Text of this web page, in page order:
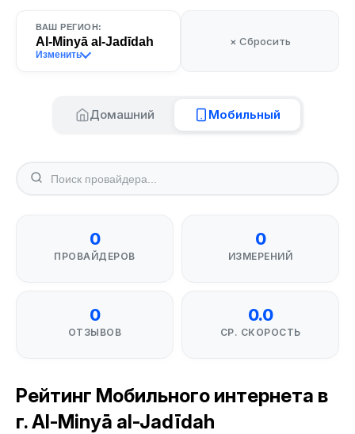
ВАШ РЕГИОН:
Al-Minyā al-Jadīdah
Изменить
× Сбросить
Домашний Мобильный
0
ПРОВАЙДЕРОВ
0
ИЗМЕРЕНИЙ
0
ОТЗЫВОВ
0.0
СР. СКОРОСТЬ
Рейтинг Мобильного интернета в
г. Al-Minyā al-Jadīdah